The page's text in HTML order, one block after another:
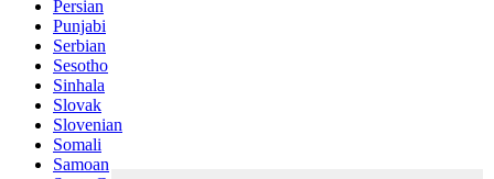
Persian
Punjabi
Serbian
Sesotho
Sinhala
Slovak
Slovenian
Somali
Samoan